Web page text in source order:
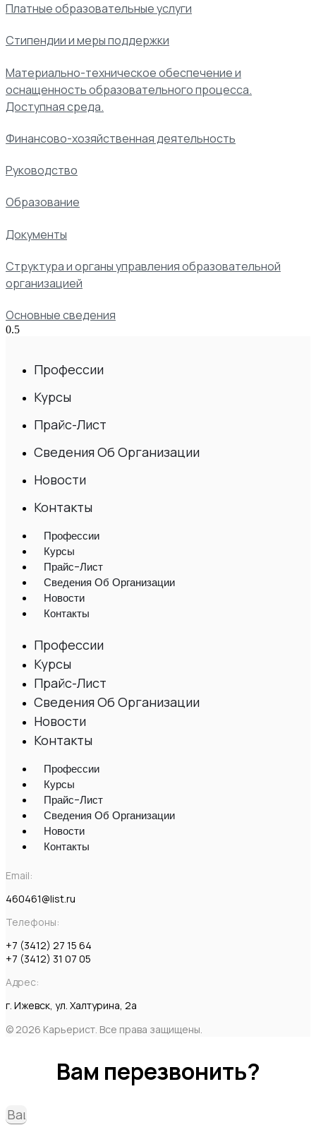
Платные образовательные услуги
Стипендии и меры поддержки
Материально-техническое обеспечение и
оснащенность образовательного процесса.
Доступная среда.
Финансово-хозяйственная деятельность
Руководство
Образование
Документы
Структура и органы управления образовательной
организацией
Основные сведения
Профессии
Курсы
Прайс-Лист
Сведения Об Организации
Новости
Контакты
Профессии
Курсы
Прайс-Лист
Сведения Об Организации
Новости
Контакты
Профессии
Курсы
Прайс-Лист
Сведения Об Организации
Новости
Контакты
Профессии
Курсы
Прайс-Лист
Сведения Об Организации
Новости
Контакты
Email:
460461@list.ru
Телефоны:
+7 (3412) 27 15 64
+7 (3412) 31 07 05
Адрес:
г. Ижевск, ул. Халтурина, 2а
© 2026 Карьерист. Все права защищены.
Вам перезвонить?